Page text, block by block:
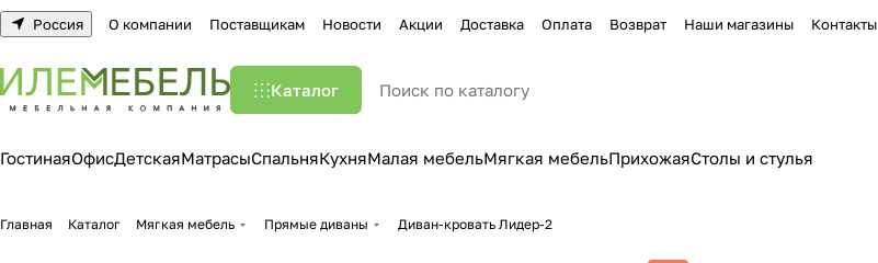
Россия О компании Поставщикам Новости Акции Доставка Оплата Возврат Наши магазины Контакты
Каталог
ГостинаяОфисДетскаяМатрасыСпальняКухняМалая мебельМягкая мебельПрихожаяСтолы и стулья
Главная Каталог Мягкая мебель Прямые диваны Диван-кровать Лидер-2